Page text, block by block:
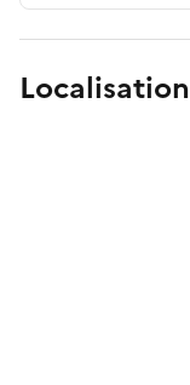
Localisation